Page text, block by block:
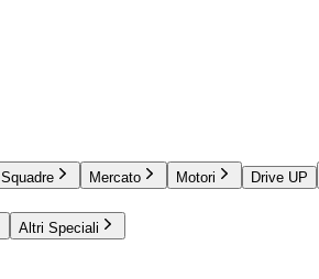
Squadre Mercato Motori Drive UP
Altri Speciali